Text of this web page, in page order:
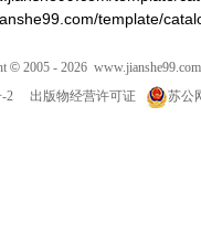
template/
© 2005 - 2026 www.jianshe99.com
2 出版物经营许可证 苏公